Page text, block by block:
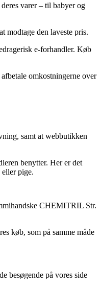
varer – til babyer og
modtage den laveste pris.
e-forhandler. Køb
omkostningerne over
samt at webbutikken
benytter. Her er det
pige.
CHEMITRIL Str.
køb, som på samme måde
besøgende på vores side